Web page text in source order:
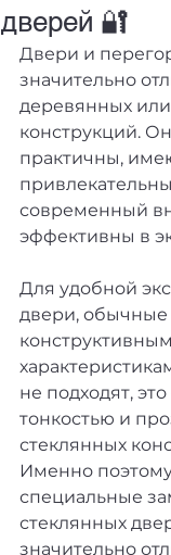
дверей 🔐
Двери и
значительно
деревянных
конструкций.
практичны,
современный
эффективны в
Для удобной
двери, обычные
конструктивным
не подходят,
тонкостью и
стеклянных
Именно
специальные
стеклянных
значительно